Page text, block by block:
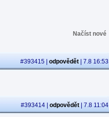
Načíst nové
#393415 | odpovědět | 7.8 16:53
#393414 | odpovědět | 7.8 11:04